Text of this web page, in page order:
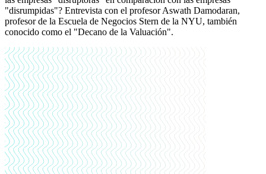
"disrumpidas"? Entrevista con el profesor Aswath Damodaran,
profesor de la Escuela de Negocios Stern de la NYU, también
conocido como el "Decano de la Valuación".